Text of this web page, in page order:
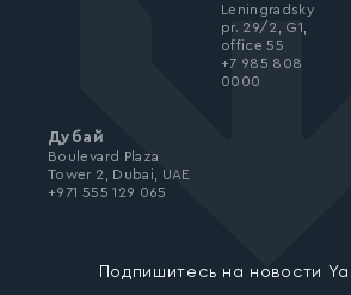
Подпишитесь на новости
Leningradsky
pr. 29/2, G1,
office 55
+7 985 808
0000
Дубай
Boulevard Plaza
Tower 2, Dubai, UAE
+971 555 129 065